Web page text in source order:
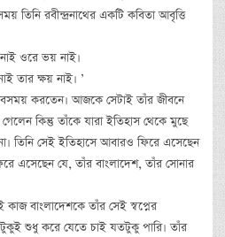
তিনি রবীন্দ্রনাথের একটি কবিতা আবৃত্তি
ওরে ভয় নাই।
তার ক্ষয় নাই। ’
করতেন। আজকে সেটাই তাঁর জীবনে
গেলেন কিন্তু তাঁকে যারা ইতিহাস থেকে মুছে
তিনি সেই ইতিহাসে আবারও ফিরে এসেছেন
এসেছেন যে, তাঁর বাংলাদেশ, তাঁর সোনার
বাংলাদেশকে তাঁর সেই স্বপ্নের
শুধু করে যেতে চাই যতটুকু পারি। তাঁর